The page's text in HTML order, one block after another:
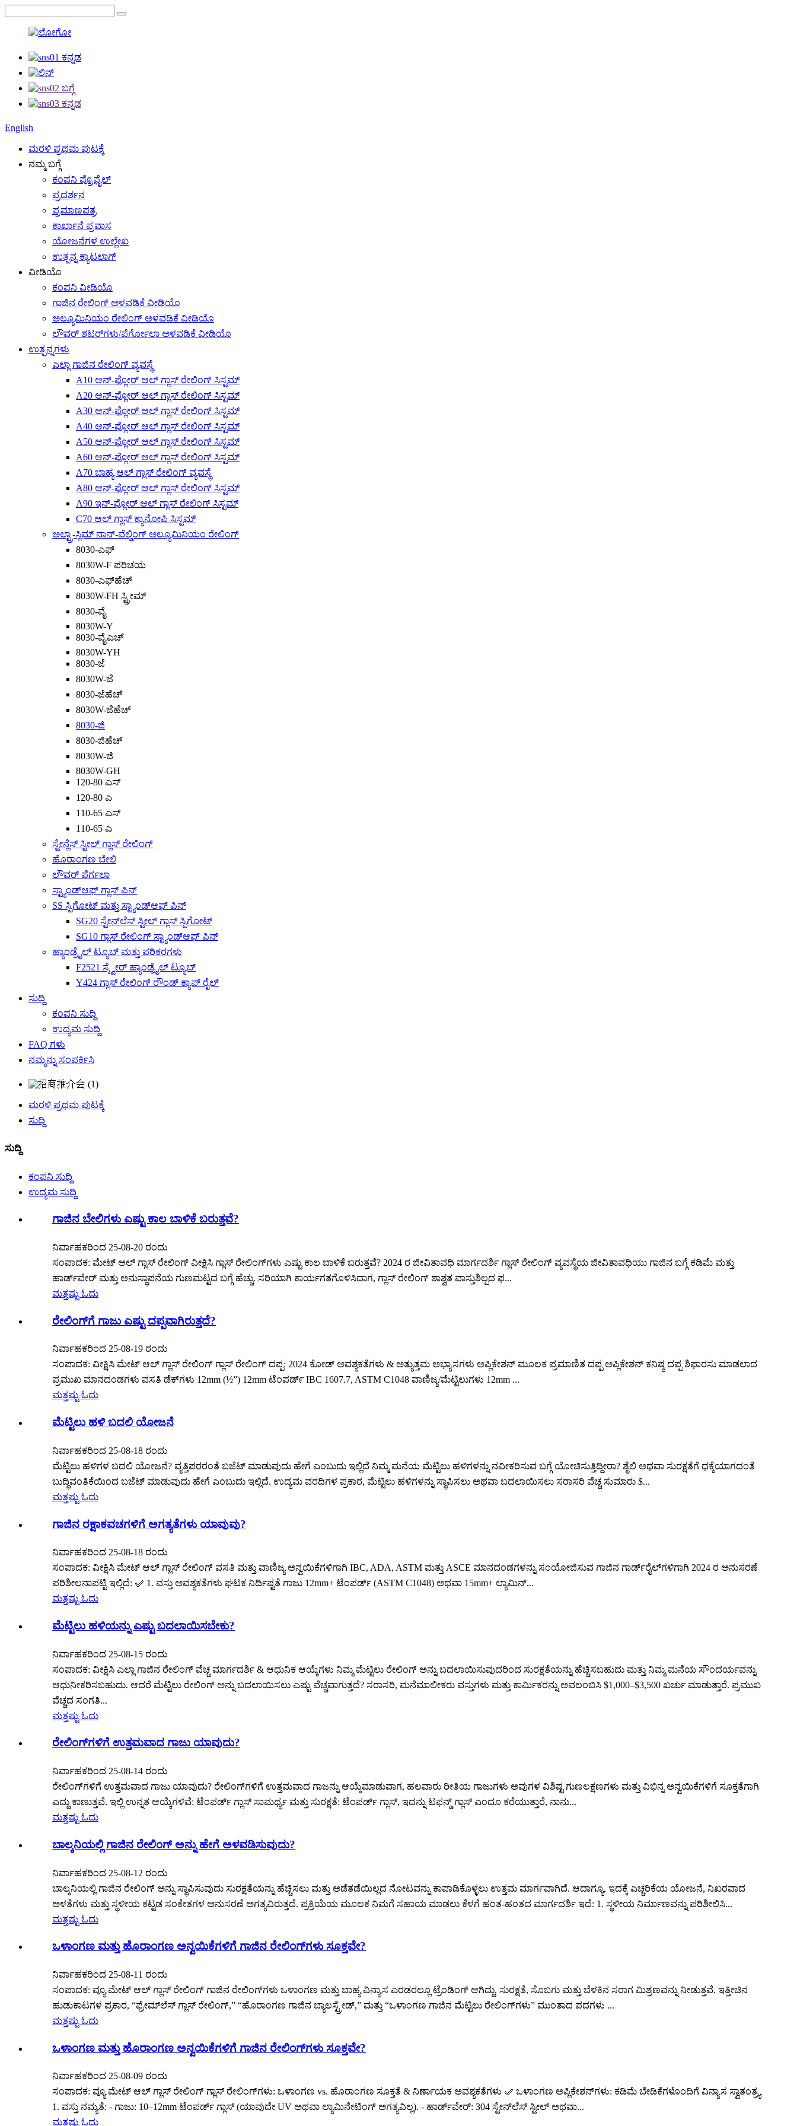
English
ಮರಳಿ ಪ್ರಥಮ ಪುಟಕ್ಕೆ
ನಮ್ಮ ಬಗ್ಗೆ
ಕಂಪನಿ ಪ್ರೊಫೈಲ್
ಪ್ರದರ್ಶನ
ಪ್ರಮಾಣಪತ್ರ
ಕಾರ್ಖಾನೆ ಪ್ರವಾಸ
ಯೋಜನೆಗಳ ಉಲ್ಲೇಖ
ಉತ್ಪನ್ನ ಕ್ಯಾಟಲಾಗ್
ವೀಡಿಯೊ
ಕಂಪನಿ ವೀಡಿಯೊ
ಗಾಜಿನ ರೇಲಿಂಗ್ ಅಳವಡಿಕೆ ವೀಡಿಯೊ
ಅಲ್ಯೂಮಿನಿಯಂ ರೇಲಿಂಗ್ ಅಳವಡಿಕೆ ವೀಡಿಯೊ
ಲೌವರ್ ಶಟರ್‌ಗಳು/ಪೆರ್ಗೋಲಾ ಅಳವಡಿಕೆ ವೀಡಿಯೊ
ಉತ್ಪನ್ನಗಳು
ಎಲ್ಲಾ ಗಾಜಿನ ರೇಲಿಂಗ್ ವ್ಯವಸ್ಥೆ
A10 ಆನ್-ಫ್ಲೋರ್ ಆಲ್ ಗ್ಲಾಸ್ ರೇಲಿಂಗ್ ಸಿಸ್ಟಮ್
A20 ಆನ್-ಫ್ಲೋರ್ ಆಲ್ ಗ್ಲಾಸ್ ರೇಲಿಂಗ್ ಸಿಸ್ಟಮ್
A30 ಆನ್-ಫ್ಲೋರ್ ಆಲ್ ಗ್ಲಾಸ್ ರೇಲಿಂಗ್ ಸಿಸ್ಟಮ್
A40 ಆನ್-ಫ್ಲೋರ್ ಆಲ್ ಗ್ಲಾಸ್ ರೇಲಿಂಗ್ ಸಿಸ್ಟಮ್
A50 ಆನ್-ಫ್ಲೋರ್ ಆಲ್ ಗ್ಲಾಸ್ ರೇಲಿಂಗ್ ಸಿಸ್ಟಮ್
A60 ಆನ್-ಫ್ಲೋರ್ ಆಲ್ ಗ್ಲಾಸ್ ರೇಲಿಂಗ್ ಸಿಸ್ಟಮ್
A70 ಬಾಹ್ಯ ಆಲ್ ಗ್ಲಾಸ್ ರೇಲಿಂಗ್ ವ್ಯವಸ್ಥೆ
A80 ಆನ್-ಫ್ಲೋರ್ ಆಲ್ ಗ್ಲಾಸ್ ರೇಲಿಂಗ್ ಸಿಸ್ಟಮ್
A90 ಇನ್-ಫ್ಲೋರ್ ಆಲ್ ಗ್ಲಾಸ್ ರೇಲಿಂಗ್ ಸಿಸ್ಟಮ್
C70 ಆಲ್ ಗ್ಲಾಸ್ ಕ್ಯಾನೋಪಿ ಸಿಸ್ಟಮ್
ಅಲ್ಟ್ರಾ-ಸ್ಲಿಮ್ ನಾನ್-ವೆಲ್ಡಿಂಗ್ ಅಲ್ಯೂಮಿನಿಯಂ ರೇಲಿಂಗ್
8030-ಎಫ್
8030W-F ಪರಿಚಯ
8030-ಎಫ್‌ಹೆಚ್
8030W-FH ಸ್ಟ್ರೀಮ್
8030-ವೈ
8030W-Y
8030-ವೈಎಚ್
8030W-YH
8030-ಜೆ
8030W-ಜೆ
8030-ಜೆಹೆಚ್
8030W-ಜೆಹೆಚ್
8030-ಜಿ
8030-ಜಿಹೆಚ್
8030W-ಜಿ
8030W-GH
120-80 ಎಸ್
120-80 ಎ
110-65 ಎಸ್
110-65 ಎ
ಸ್ಟೇನ್ಲೆಸ್ ಸ್ಟೀಲ್ ಗ್ಲಾಸ್ ರೇಲಿಂಗ್
ಹೊರಾಂಗಣ ಬೇಲಿ
ಲೌವರ್ ಪೆರ್ಗಲಾ
ಸ್ಟ್ಯಾಂಡ್‌ಆಫ್ ಗ್ಲಾಸ್ ಪಿನ್
SS ಸ್ಪಿಗೋಟ್ ಮತ್ತು ಸ್ಟ್ಯಾಂಡ್‌ಆಫ್ ಪಿನ್
SG20 ಸ್ಟೇನ್‌ಲೆಸ್ ಸ್ಟೀಲ್ ಗ್ಲಾಸ್ ಸ್ಪಿಗೋಟ್
SG10 ಗ್ಲಾಸ್ ರೇಲಿಂಗ್ ಸ್ಟ್ಯಾಂಡ್‌ಆಫ್ ಪಿನ್
ಹ್ಯಾಂಡ್ರೈಲ್ ಟ್ಯೂಬ್ ಮತ್ತು ಪರಿಕರಗಳು
F2521 ಸ್ಕ್ವೇರ್ ಹ್ಯಾಂಡ್ರೈಲ್ ಟ್ಯೂಬ್
Y424 ಗ್ಲಾಸ್ ರೇಲಿಂಗ್ ರೌಂಡ್ ಕ್ಯಾಪ್ ರೈಲ್
ಸುದ್ದಿ
ಕಂಪನಿ ಸುದ್ದಿ
ಉದ್ಯಮ ಸುದ್ದಿ
FAQ ಗಳು
ನಮ್ಮನ್ನು ಸಂಪರ್ಕಿಸಿ
ಮರಳಿ ಪ್ರಥಮ ಪುಟಕ್ಕೆ
ಸುದ್ದಿ
ಸುದ್ದಿ
ಕಂಪನಿ ಸುದ್ದಿ
ಉದ್ಯಮ ಸುದ್ದಿ
ಗಾಜಿನ ಬೇಲಿಗಳು ಎಷ್ಟು ಕಾಲ ಬಾಳಿಕೆ ಬರುತ್ತವೆ?
ನಿರ್ವಾಹಕರಿಂದ 25-08-20 ರಂದು
ಸಂಪಾದಕ: ಮೇಟ್ ಆಲ್ ಗ್ಲಾಸ್ ರೇಲಿಂಗ್ ವೀಕ್ಷಿಸಿ ಗ್ಲಾಸ್ ರೇಲಿಂಗ್‌ಗಳು ಎಷ್ಟು ಕಾಲ ಬಾಳಿಕೆ ಬರುತ್ತವೆ? 2024 ರ ಜೀವಿತಾವಧಿ ಮಾರ್ಗದರ್ಶಿ ಗ್ಲಾಸ್ ರೇಲಿಂಗ್ ವ್ಯವಸ್ಥೆಯ ಜೀವಿತಾವಧಿಯು ಗಾಜಿನ ಬಗ್ಗೆ ಕಡಿಮೆ ಮತ್ತು
ಹಾರ್ಡ್‌ವೇರ್ ಮತ್ತು ಅನುಸ್ಥಾಪನೆಯ ಗುಣಮಟ್ಟದ ಬಗ್ಗೆ ಹೆಚ್ಚು. ಸರಿಯಾಗಿ ಕಾರ್ಯಗತಗೊಳಿಸಿದಾಗ, ಗ್ಲಾಸ್ ರೇಲಿಂಗ್ ಶಾಶ್ವತ ವಾಸ್ತುಶಿಲ್ಪದ ಫ...
ಮತ್ತಷ್ಟು ಓದು
ರೇಲಿಂಗ್‌ಗೆ ಗಾಜು ಎಷ್ಟು ದಪ್ಪವಾಗಿರುತ್ತದೆ?
ನಿರ್ವಾಹಕರಿಂದ 25-08-19 ರಂದು
ಸಂಪಾದಕ: ವೀಕ್ಷಿಸಿ ಮೇಟ್ ಆಲ್ ಗ್ಲಾಸ್ ರೇಲಿಂಗ್ ಗ್ಲಾಸ್ ರೇಲಿಂಗ್ ದಪ್ಪ: 2024 ಕೋಡ್ ಅವಶ್ಯಕತೆಗಳು & ಅತ್ಯುತ್ತಮ ಅಭ್ಯಾಸಗಳು ಅಪ್ಲಿಕೇಶನ್ ಮೂಲಕ ಪ್ರಮಾಣಿತ ದಪ್ಪ ಅಪ್ಲಿಕೇಶನ್ ಕನಿಷ್ಠ ದಪ್ಪ ಶಿಫಾರಸು ಮಾಡಲಾದ
ಪ್ರಮುಖ ಮಾನದಂಡಗಳು ವಸತಿ ಡೆಕ್‌ಗಳು 12mm (½”) 12mm ಟೆಂಪರ್ಡ್ IBC 1607.7, ASTM C1048 ವಾಣಿಜ್ಯ/ಮೆಟ್ಟಿಲುಗಳು 12mm ...
ಮತ್ತಷ್ಟು ಓದು
ಮೆಟ್ಟಿಲು ಹಳಿ ಬದಲಿ ಯೋಜನೆ
ನಿರ್ವಾಹಕರಿಂದ 25-08-18 ರಂದು
ಮೆಟ್ಟಿಲು ಹಳಿಗಳ ಬದಲಿ ಯೋಜನೆ? ವೃತ್ತಿಪರರಂತೆ ಬಜೆಟ್ ಮಾಡುವುದು ಹೇಗೆ ಎಂಬುದು ಇಲ್ಲಿದೆ ನಿಮ್ಮ ಮನೆಯ ಮೆಟ್ಟಿಲು ಹಳಿಗಳನ್ನು ನವೀಕರಿಸುವ ಬಗ್ಗೆ ಯೋಚಿಸುತ್ತಿದ್ದೀರಾ? ಶೈಲಿ ಅಥವಾ ಸುರಕ್ಷತೆಗೆ ಧಕ್ಕೆಯಾಗದಂತೆ
ಬುದ್ಧಿವಂತಿಕೆಯಿಂದ ಬಜೆಟ್ ಮಾಡುವುದು ಹೇಗೆ ಎಂಬುದು ಇಲ್ಲಿದೆ. ಉದ್ಯಮ ವರದಿಗಳ ಪ್ರಕಾರ, ಮೆಟ್ಟಿಲು ಹಳಿಗಳನ್ನು ಸ್ಥಾಪಿಸಲು ಅಥವಾ ಬದಲಾಯಿಸಲು ಸರಾಸರಿ ವೆಚ್ಚ ಸುಮಾರು $...
ಮತ್ತಷ್ಟು ಓದು
ಗಾಜಿನ ರಕ್ಷಾಕವಚಗಳಿಗೆ ಅಗತ್ಯತೆಗಳು ಯಾವುವು?
ನಿರ್ವಾಹಕರಿಂದ 25-08-18 ರಂದು
ಸಂಪಾದಕ: ವೀಕ್ಷಿಸಿ ಮೇಟ್ ಆಲ್ ಗ್ಲಾಸ್ ರೇಲಿಂಗ್ ವಸತಿ ಮತ್ತು ವಾಣಿಜ್ಯ ಅನ್ವಯಿಕೆಗಳಿಗಾಗಿ IBC, ADA, ASTM ಮತ್ತು ASCE ಮಾನದಂಡಗಳನ್ನು ಸಂಯೋಜಿಸುವ ಗಾಜಿನ ಗಾರ್ಡ್‌ರೈಲ್‌ಗಳಿಗಾಗಿ 2024 ರ ಅನುಸರಣೆ
ಪರಿಶೀಲನಾಪಟ್ಟಿ ಇಲ್ಲಿದೆ: ✅ 1. ವಸ್ತು ಅವಶ್ಯಕತೆಗಳು ಘಟಕ ನಿರ್ದಿಷ್ಟತೆ ಗಾಜು 12mm+ ಟೆಂಪರ್ಡ್ (ASTM C1048) ಅಥವಾ 15mm+ ಲ್ಯಾಮಿನ್...
ಮತ್ತಷ್ಟು ಓದು
ಮೆಟ್ಟಿಲು ಹಳಿಯನ್ನು ಎಷ್ಟು ಬದಲಾಯಿಸಬೇಕು?
ನಿರ್ವಾಹಕರಿಂದ 25-08-15 ರಂದು
ಸಂಪಾದಕ: ವೀಕ್ಷಿಸಿ ಎಲ್ಲಾ ಗಾಜಿನ ರೇಲಿಂಗ್ ವೆಚ್ಚ ಮಾರ್ಗದರ್ಶಿ & ಆಧುನಿಕ ಆಯ್ಕೆಗಳು ನಿಮ್ಮ ಮೆಟ್ಟಿಲು ರೇಲಿಂಗ್ ಅನ್ನು ಬದಲಾಯಿಸುವುದರಿಂದ ಸುರಕ್ಷತೆಯನ್ನು ಹೆಚ್ಚಿಸಬಹುದು ಮತ್ತು ನಿಮ್ಮ ಮನೆಯ ಸೌಂದರ್ಯವನ್ನು
ಆಧುನೀಕರಿಸಬಹುದು. ಆದರೆ ಮೆಟ್ಟಿಲು ರೇಲಿಂಗ್ ಅನ್ನು ಬದಲಾಯಿಸಲು ಎಷ್ಟು ವೆಚ್ಚವಾಗುತ್ತದೆ? ಸರಾಸರಿ, ಮನೆಮಾಲೀಕರು ವಸ್ತುಗಳು ಮತ್ತು ಕಾರ್ಮಿಕರನ್ನು ಅವಲಂಬಿಸಿ $1,000–$3,500 ಖರ್ಚು ಮಾಡುತ್ತಾರೆ. ಪ್ರಮುಖ
ವೆಚ್ಚದ ಸಂಗತಿ...
ಮತ್ತಷ್ಟು ಓದು
ರೇಲಿಂಗ್‌ಗಳಿಗೆ ಉತ್ತಮವಾದ ಗಾಜು ಯಾವುದು?
ನಿರ್ವಾಹಕರಿಂದ 25-08-14 ರಂದು
ರೇಲಿಂಗ್‌ಗಳಿಗೆ ಉತ್ತಮವಾದ ಗಾಜು ಯಾವುದು? ರೇಲಿಂಗ್‌ಗಳಿಗೆ ಉತ್ತಮವಾದ ಗಾಜನ್ನು ಆಯ್ಕೆಮಾಡುವಾಗ, ಹಲವಾರು ರೀತಿಯ ಗಾಜುಗಳು ಅವುಗಳ ವಿಶಿಷ್ಟ ಗುಣಲಕ್ಷಣಗಳು ಮತ್ತು ವಿಭಿನ್ನ ಅನ್ವಯಿಕೆಗಳಿಗೆ ಸೂಕ್ತತೆಗಾಗಿ
ಎದ್ದು ಕಾಣುತ್ತವೆ. ಇಲ್ಲಿ ಉನ್ನತ ಆಯ್ಕೆಗಳಿವೆ: ಟೆಂಪರ್ಡ್ ಗ್ಲಾಸ್ ಸಾಮರ್ಥ್ಯ ಮತ್ತು ಸುರಕ್ಷತೆ: ಟೆಂಪರ್ಡ್ ಗ್ಲಾಸ್, ಇದನ್ನು ಟಫನ್ಡ್ ಗ್ಲಾಸ್ ಎಂದೂ ಕರೆಯುತ್ತಾರೆ, ನಾನು...
ಮತ್ತಷ್ಟು ಓದು
ಬಾಲ್ಕನಿಯಲ್ಲಿ ಗಾಜಿನ ರೇಲಿಂಗ್ ಅನ್ನು ಹೇಗೆ ಅಳವಡಿಸುವುದು?
ನಿರ್ವಾಹಕರಿಂದ 25-08-12 ರಂದು
ಬಾಲ್ಕನಿಯಲ್ಲಿ ಗಾಜಿನ ರೇಲಿಂಗ್ ಅನ್ನು ಸ್ಥಾಪಿಸುವುದು ಸುರಕ್ಷತೆಯನ್ನು ಹೆಚ್ಚಿಸಲು ಮತ್ತು ಅಡೆತಡೆಯಿಲ್ಲದ ನೋಟವನ್ನು ಕಾಪಾಡಿಕೊಳ್ಳಲು ಉತ್ತಮ ಮಾರ್ಗವಾಗಿದೆ. ಆದಾಗ್ಯೂ, ಇದಕ್ಕೆ ಎಚ್ಚರಿಕೆಯ ಯೋಜನೆ, ನಿಖರವಾದ
ಅಳತೆಗಳು ಮತ್ತು ಸ್ಥಳೀಯ ಕಟ್ಟಡ ಸಂಕೇತಗಳ ಅನುಸರಣೆ ಅಗತ್ಯವಿರುತ್ತದೆ. ಪ್ರಕ್ರಿಯೆಯ ಮೂಲಕ ನಿಮಗೆ ಸಹಾಯ ಮಾಡಲು ಕೆಳಗೆ ಹಂತ-ಹಂತದ ಮಾರ್ಗದರ್ಶಿ ಇದೆ: 1. ಸ್ಥಳೀಯ ನಿರ್ಮಾಣವನ್ನು ಪರಿಶೀಲಿಸಿ...
ಮತ್ತಷ್ಟು ಓದು
ಒಳಾಂಗಣ ಮತ್ತು ಹೊರಾಂಗಣ ಅನ್ವಯಿಕೆಗಳಿಗೆ ಗಾಜಿನ ರೇಲಿಂಗ್‌ಗಳು ಸೂಕ್ತವೇ?
ನಿರ್ವಾಹಕರಿಂದ 25-08-11 ರಂದು
ಸಂಪಾದಕ: ವ್ಯೂ ಮೇಟ್ ಆಲ್ ಗ್ಲಾಸ್ ರೇಲಿಂಗ್ ಗಾಜಿನ ರೇಲಿಂಗ್‌ಗಳು ಒಳಾಂಗಣ ಮತ್ತು ಬಾಹ್ಯ ವಿನ್ಯಾಸ ಎರಡರಲ್ಲೂ ಟ್ರೆಂಡಿಂಗ್ ಆಗಿದ್ದು, ಸುರಕ್ಷತೆ, ಸೊಬಗು ಮತ್ತು ಬೆಳಕಿನ ಸರಾಗ ಮಿಶ್ರಣವನ್ನು ನೀಡುತ್ತವೆ. ಇತ್ತೀಚಿನ
ಹುಡುಕಾಟಗಳ ಪ್ರಕಾರ, “ಫ್ರೇಮ್‌ಲೆಸ್ ಗ್ಲಾಸ್ ರೇಲಿಂಗ್,” “ಹೊರಾಂಗಣ ಗಾಜಿನ ಬ್ಯಾಲಸ್ಟ್ರೇಡ್,” ಮತ್ತು “ಒಳಾಂಗಣ ಗಾಜಿನ ಮೆಟ್ಟಿಲು ರೇಲಿಂಗ್‌ಗಳು” ಮುಂತಾದ ಪದಗಳು ...
ಮತ್ತಷ್ಟು ಓದು
ಒಳಾಂಗಣ ಮತ್ತು ಹೊರಾಂಗಣ ಅನ್ವಯಿಕೆಗಳಿಗೆ ಗಾಜಿನ ರೇಲಿಂಗ್‌ಗಳು ಸೂಕ್ತವೇ?
ನಿರ್ವಾಹಕರಿಂದ 25-08-09 ರಂದು
ಸಂಪಾದಕ: ವ್ಯೂ ಮೇಟ್ ಆಲ್ ಗ್ಲಾಸ್ ರೇಲಿಂಗ್ ಗ್ಲಾಸ್ ರೇಲಿಂಗ್‌ಗಳು: ಒಳಾಂಗಣ vs. ಹೊರಾಂಗಣ ಸೂಕ್ತತೆ & ನಿರ್ಣಾಯಕ ಅವಶ್ಯಕತೆಗಳು ✅ ಒಳಾಂಗಣ ಅಪ್ಲಿಕೇಶನ್‌ಗಳು: ಕಡಿಮೆ ಬೇಡಿಕೆಗಳೊಂದಿಗೆ ವಿನ್ಯಾಸ ಸ್ವಾತಂತ್ರ್ಯ
1. ವಸ್ತು ನಮ್ಯತೆ: - ಗಾಜು: 10–12mm ಟೆಂಪರ್ಡ್ ಗ್ಲಾಸ್ (ಯಾವುದೇ UV ಅಥವಾ ಲ್ಯಾಮಿನೇಟಿಂಗ್ ಅಗತ್ಯವಿಲ್ಲ). - ಹಾರ್ಡ್‌ವೇರ್: 304 ಸ್ಟೇನ್‌ಲೆಸ್ ಸ್ಟೀಲ್ ಅಥವಾ...
ಮತ್ತಷ್ಟು ಓದು